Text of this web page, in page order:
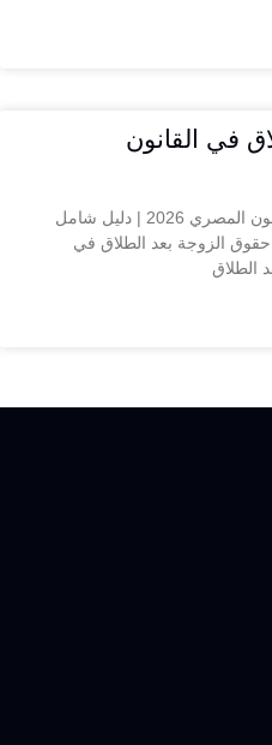
في القانون
حقوق الزوجة بعد الطلاق في القانون المصري 2026 | دليل شامل
حقوق الزوجة بعد الطلاق في
الطلاق